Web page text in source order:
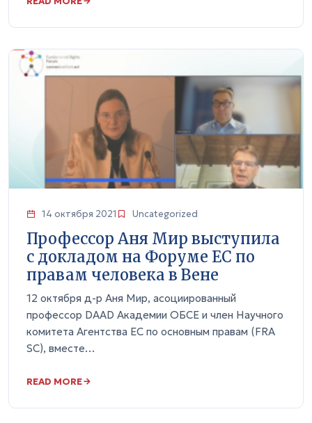
14 октября 2021 Uncategorized
Профессор Аня Мир выступила
с докладом на Форуме ЕС по
правам человека в Вене
12 октября д-р Аня Мир, асоциированный
профессор DAAD Академии ОБСЕ и член Научного
комитета Агентства ЕС по основным правам (FRA
SC), вместе…
READ MORE